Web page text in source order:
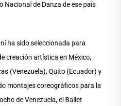
Nacional de Danza de ese país
ha sido seleccionada para
creación artística en México,
(Venezuela), Quito (Ecuador) y
montajes coreográficos para la
de Venezuela, el Ballet